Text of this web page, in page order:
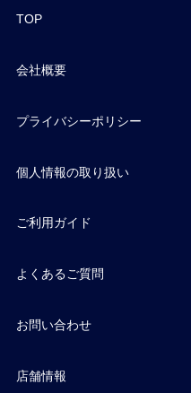
TOP
会社概要
プライバシーポリシー
個人情報の取り扱い
ご利用ガイド
よくあるご質問
お問い合わせ
店舗情報